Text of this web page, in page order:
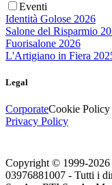
Eventi
Identità Golose 2026
Salone del Risparmio
Fuorisalone 2026
L'Artigiano in Fiera
Legal
CorporateCookie Policy
Privacy Policy
Copyright © 1999-2026
03976881007 - Tutti i